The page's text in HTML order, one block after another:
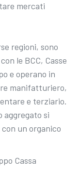
mercati
regioni, sono
le BCC, Casse
e operano in
manifatturiero,
e terziario.
aggregato si
con un organico
Cassa